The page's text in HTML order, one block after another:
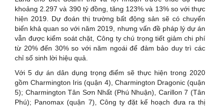
khoảng 2.297 và 390 tỷ đồng, tăng 123% và 13% so với thực
hiện 2019. Dự đoán thị trường bất động sản sẽ có chuyển
biến khả quan so với năm 2019, nhưng vấn đề pháp lý dự án
vẫn được kiểm soát chặt, Công ty chú trọng tiết giảm chi phí
từ 20% đến 30% so với năm ngoái để đảm bảo duy trì các
chỉ số sinh lời hiệu quả.
Với 5 dự án dân dụng trọng điểm sẽ thực hiện trong 2020
gồm Charmington Iris (quận 4), Charmington Dragonic (quận
5); Charmington Tân Sơn Nhất (Phú Nhuận), Carillon 7 (Tân
Phú); Panomax (quận 7), Công ty đặt kế hoạch đưa ra thị